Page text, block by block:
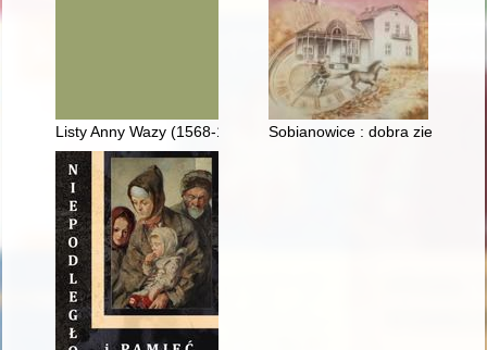
Listy Anny Wazy (1568-1625) - recenzja]Sobianowice : dobra ziemskie i